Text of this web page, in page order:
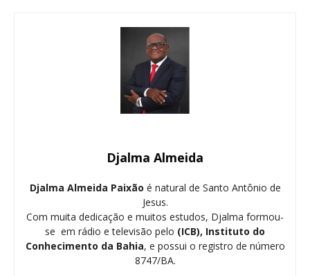
Djalma Almeida
Djalma Almeida Paixão é natural de Santo Antônio de
Jesus.
Com muita dedicação e muitos estudos, Djalma formou-
se em rádio e televisão pelo (ICB), Instituto do
Conhecimento da Bahia, e possui o registro de número
8747/BA.